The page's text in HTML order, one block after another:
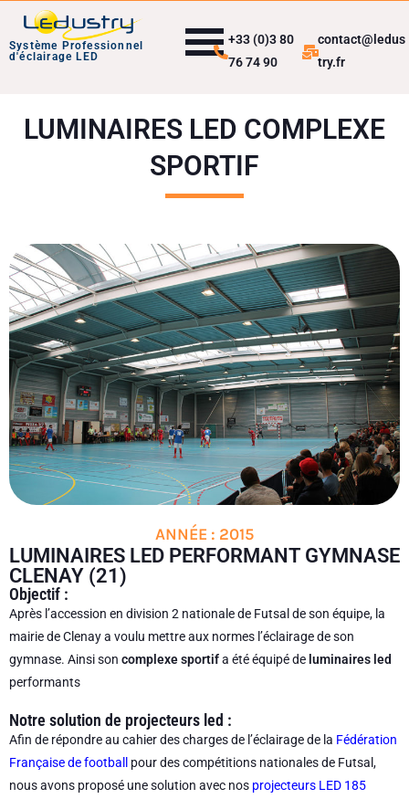
Système Professionnel
d'éclairage LED
+33 (0)3 80
76 74 90
contact@ledus
try.fr
LUMINAIRES LED COMPLEXE
SPORTIF
ANNÉE : 2015
LUMINAIRES LED PERFORMANT GYMNASE
CLENAY (21)
Objectif :
Après l’accession en division 2 nationale de Futsal de son équipe, la
mairie de Clenay a voulu mettre aux normes l’éclairage de son
gymnase. Ainsi son complexe sportifa été équipé de luminaires led
performants
Notre solution de projecteurs led :
Afin de répondre au cahier des charges de l’éclairage de la Fédération
Française de football pour des compétitions nationales de Futsal,
nous avons proposé une solution avec nos projecteurs LED 185